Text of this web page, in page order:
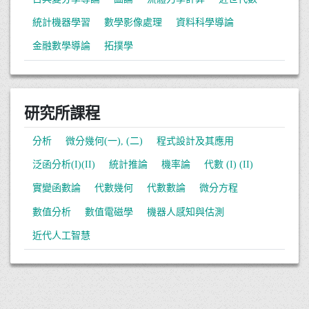
統計機器學習 數學影像處理 資料科學導論
金融數學導論 拓撲學
研究所課程
分析 微分幾何(一), (二) 程式設計及其應用
泛函分析(I)(II) 統計推論 機率論 代數 (I) (II)
實變函數論 代數幾何 代數數論 微分方程
數值分析 數值電磁學 機器人感知與估測
近代人工智慧